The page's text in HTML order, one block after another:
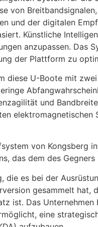
von
und der digitalen
Künstliche
anzupassen. Das
der Plattform zu
diese U-Boote mit
und
elektromagnetischen
von Kongsberg
das dem des Gegners
die es bei der
gesammelt hat,
ist. Das
eine